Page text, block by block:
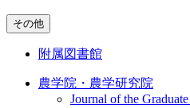
その他
附属図書館
農学院・農学研究院
Journal of the